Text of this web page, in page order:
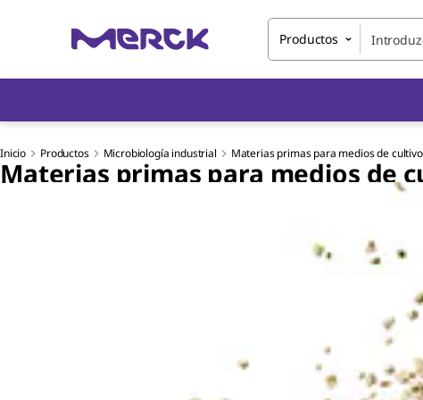
Productos
Inicio Productos Microbiología industrial Materias primas para medios de
Materias primas para medios de